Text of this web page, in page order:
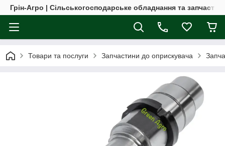
Грін-Агро | Сільськогосподарське обладнання та
Товари та послуги Запчастини до оприскувача